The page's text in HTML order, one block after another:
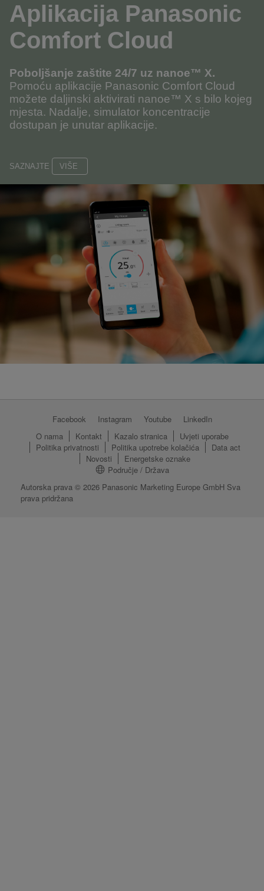
Aplikacija Panasonic
Comfort Cloud
Poboljšanje zaštite 24/7 uz nanoe™ X.
Pomoću aplikacije Panasonic Comfort Cloud
možete daljinski aktivirati nanoe™ X s bilo kojeg
mjesta. Nadalje, simulator koncentracije
dostupan je unutar aplikacije.
SAZNAJTE VIŠE
Facebook Instagram Youtube
LinkedIn
O nama
Kontakt Kazalo stranica
Uvjeti uporabe
Politika privatnosti
Politika upotrebe kolačića
Data act
Novosti
Energetske oznake
Područje / Država
Autorska prava © 2026 Panasonic Marketing Europe GmbH Sva
prava pridržana